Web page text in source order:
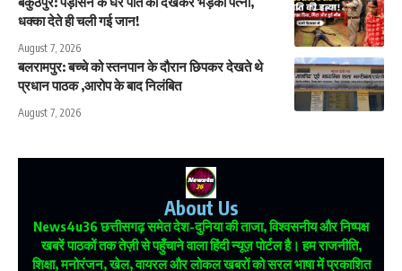
धक्का देते ही चली गई जान!
August 7, 2026
बलरामपुर: बच्चे को स्तनपान के दौरान छिपकर देखते थे
प्रधान पाठक ,आरोप के बाद निलंबित
August 7, 2026
About Us
News4u36छत्तीसगढ़ समेत देश-दुनिया की ताजा, विश्वसनीय और निष्पक्ष
खबरें पाठकों तक तेज़ी से पहुँचाने वाला हिंदी न्यूज़ पोर्टल है। हम राजनीति,
शिक्षा, मनोरंजन, खेल, वायरल और लोकल खबरों को सरल भाषा में प्रकाशित